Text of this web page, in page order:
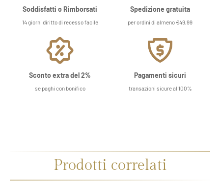
Soddisfatti o Rimborsati
14 giorni diritto di recesso facile
Spedizione gratuita
per ordini di almeno €49,99
Sconto extra del 2%
se paghi con bonifico
Pagamenti sicuri
transazioni sicure al 100%
Prodotti correlati